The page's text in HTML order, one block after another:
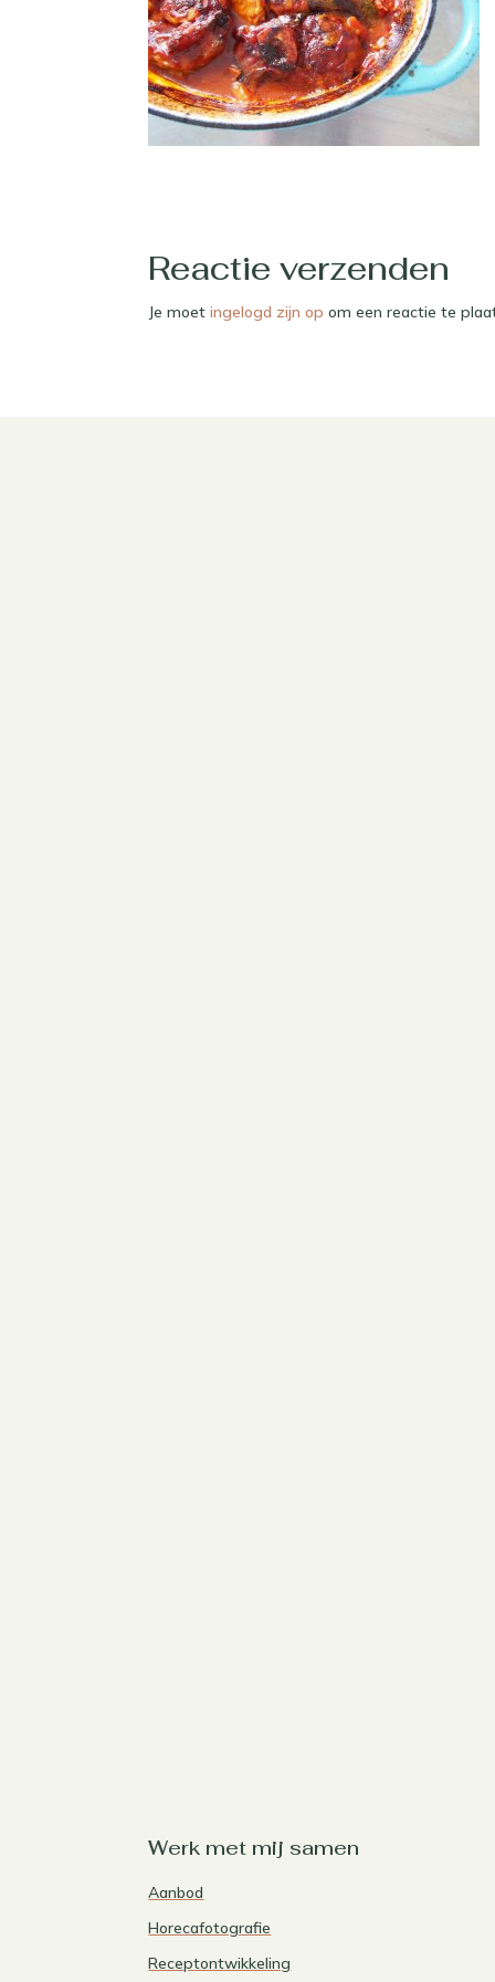
Reactie verzenden
Je moetingelogd zijn op om een reactie te
Werk met mij samen
Aanbod
Horecafotografie
Receptontwikkeling